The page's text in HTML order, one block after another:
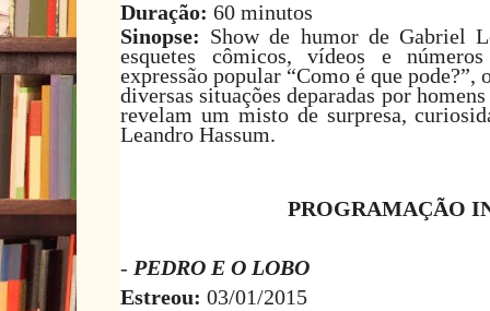
Duração: 60 minutos
Sinopse: Show de humor de Gabriel
esquetes cômicos, vídeos e
expressão popular “Como é que pode?”,
diversas situações deparadas por
revelam um misto de surpresa,
Leandro Hassum.
PROGRAMAÇÃO
- PEDRO E O LOBO
Estreou: 03/01/2015